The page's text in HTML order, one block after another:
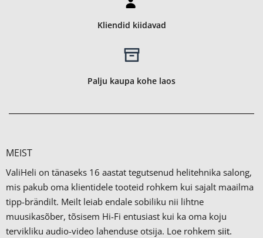
Kliendid kiidavad
Palju kaupa kohe laos
MEIST
ValiHeli on tänaseks 16 aastat tegutsenud helitehnika salong,
mis pakub oma klientidele tooteid rohkem kui sajalt maailma
tipp-brändilt. Meilt leiab endale sobiliku nii lihtne
muusikasõber, tõsisem Hi-Fi entusiast kui ka oma koju
tervikliku audio-video lahenduse otsija. Loe rohkem siit.